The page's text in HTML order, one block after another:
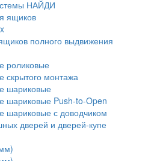
НАЙДИ
ящиков
полного выдвижения
роликовые
монтажа
шариковые
шариковые Push-to-Open
шариковые с доводчиком
дверей и дверей-купе